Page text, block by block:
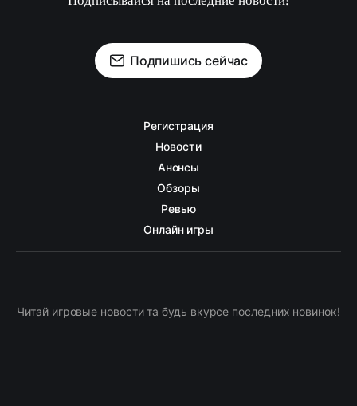
Подпишись сейчас
Регистрация
Новости
Анонсы
Обзоры
Ревью
Онлайн игры
Читай игровые новости та будь вкурсе последних новинок!